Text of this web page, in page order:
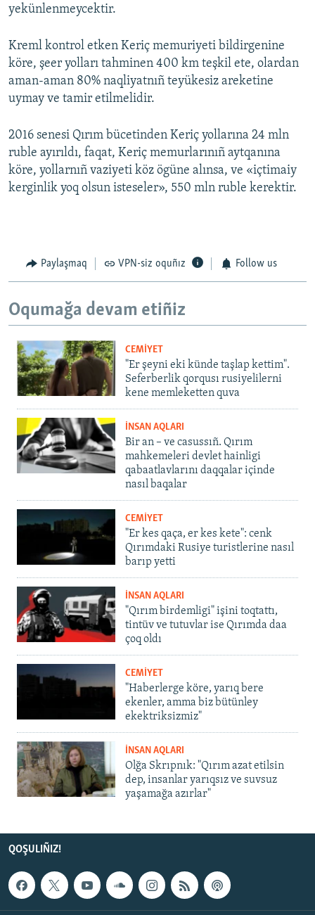
yekünlenmeycektir.
Kreml kontrol etken Keriç memuriyeti bildirgenine
köre, şeer yolları tahminen 400 km teşkil ete, olardan
aman-aman 80% naqliyatnıñ teyükesiz areketine
uymay ve tamir etilmelidir.
2016 senesi Qırım bücetinden Keriç yollarına 24 mln
ruble ayırıldı, faqat, Keriç memurlarınıñ aytqanına
köre, yollarnıñ vaziyeti köz ögüne alınsa, ve «içtimaiy
kerginlik yoq olsun isteseler», 550 mln ruble kerektir.
Paylaşmaq VPN-siz oquñız Follow us
Oqumağa devam etiñiz
CEMİYET
"Er şeyni eki künde taşlap kettim".
Seferberlik qorqusı rusiyelilerni
kene memleketten quva
İNSAN AQLARI
Bir an – ve casussıñ. Qırım
mahkemeleri devlet hainligi
qabaatlavlarını daqqalar içinde
nasıl baqalar
CEMİYET
"Er kes qaça, er kes kete": cenk
Qırımdaki Rusiye turistlerine nasıl
barıp yetti
İNSAN AQLARI
"Qırım birdemligi" işini toqtattı,
tintüv ve tutuvlar ise Qırımda daa
çoq oldı
CEMİYET
"Haberlerge köre, yarıq bere
ekenler, amma biz bütünley
ekektriksizmiz"
İNSAN AQLARI
Olğa Skrıpnık: "Qırım azat etilsin
dep, insanlar yarıqsız ve suvsuz
yaşamağa azırlar"
QOŞULIÑIZ!